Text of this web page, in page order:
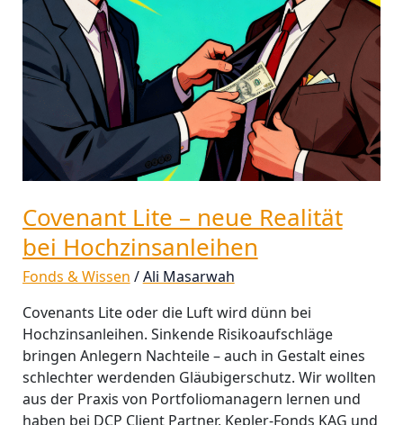
Covenant Lite – neue Realität
bei Hochzinsanleihen
Fonds & Wissen /Ali Masarwah
Covenants Lite oder die Luft wird dünn bei
Hochzinsanleihen. Sinkende Risikoaufschläge
bringen Anlegern Nachteile – auch in Gestalt eines
schlechter werdenden Gläubigerschutz. Wir wollten
aus der Praxis von Portfoliomanagern lernen und
haben bei DCP Client Partner, Kepler-Fonds KAG und
Hochzinsanleihen